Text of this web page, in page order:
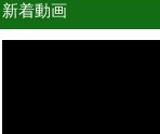
新着動画